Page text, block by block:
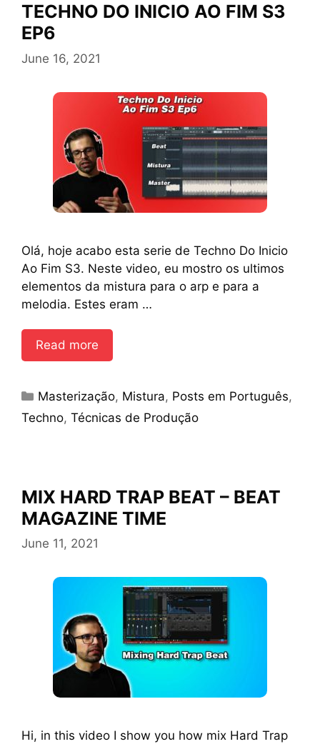
TECHNO DO INICIO AO FIM S3
EP6
June 16, 2021
Olá, hoje acabo esta serie de Techno Do Inicio
Ao Fim S3. Neste video, eu mostro os ultimos
elementos da mistura para o arp e para a
melodia. Estes eram …
Read more
Categories
Masterização, Mistura, Posts em Português,
Techno, Técnicas de Produção
MIX HARD TRAP BEAT – BEAT
MAGAZINE TIME
June 11, 2021
Hi, in this video I show you how mix Hard Trap